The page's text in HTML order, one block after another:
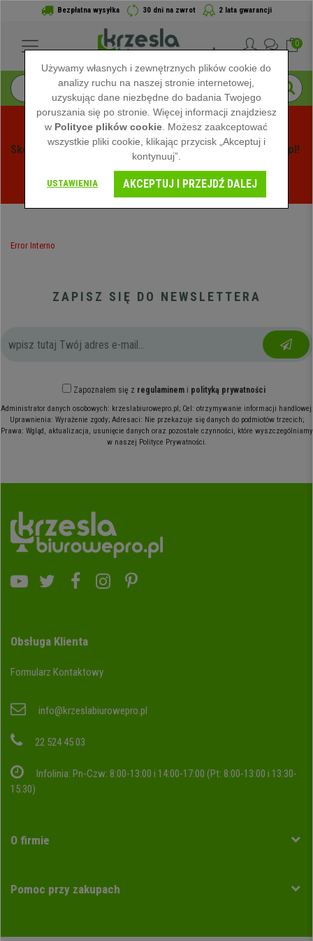
Bezpłatna wysyłka 30 dni na zwrot 2 lata gwarancji
0
Skorzystaj z Letnich Wyprzedaży na Krzeslabiurowepro.pl!
Zobacz oferty -
Error Interno
ZAPISZ SIĘ DO NEWSLETTERA
Zapoznałem się z regulaminemi polityką prywatności
Administrator danych osobowych: krzeslabiurowepro.pl; Cel: otrzymywanie informacji handlowej;
Uprawnienia: Wyrażenie zgody; Adresaci: Nie przekazuje się danych do podmiotów trzecich;
Prawa: Wgląd, aktualizacja, usunięcie danych oraz pozostałe czynności, które wyszczególniamy
w naszej Polityce Prywatności.
Obsługa Klienta
Formularz Kontaktowy
info@krzeslabiurowepro.pl
22 524 45 03
Infolinia: Pn-Czw: 8:00-13:00 i 14:00-17:00 (Pt: 8:00-13:00 i 13:30-
15:30)
O firmie
Pomoc przy zakupach
Używamy własnych i zewnętrznych plików cookie do
analizy ruchu na naszej stronie internetowej,
uzyskując dane niezbędne do badania Twojego
poruszania się po stronie. Więcej informacji znajdziesz
w Polityce plików cookie . Możesz zaakceptować
wszystkie pliki cookie, klikając przycisk „Akceptuj i
kontynuuj”.
USTAWIENIA AKCEPTUJ I PRZEJDŹ DALEJ